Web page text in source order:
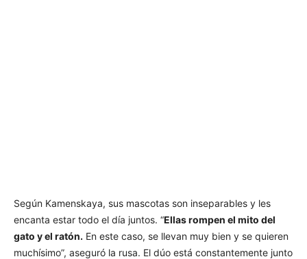
Según Kamenskaya, sus mascotas son inseparables y les
encanta estar todo el día juntos. “Ellas rompen el mito del
gato y el ratón. En este caso, se llevan muy bien y se quieren
muchísimo”, aseguró la rusa. El dúo está constantemente junto